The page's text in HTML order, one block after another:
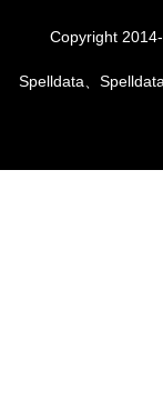
Copyright
Spelldata、